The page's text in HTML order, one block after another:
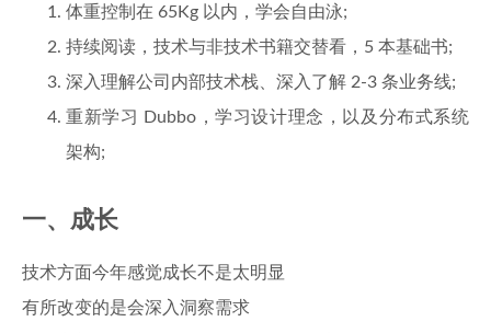
体重控制在 65Kg 以内，学会自由泳;
持续阅读，技术与非技术书籍交替看，5 本基础书;
深入理解公司内部技术栈、深入了解 2-3 条业务线;
重新学习 Dubbo，学习设计理念，以及分布式系统
架构;
一、成长
技术方面今年感觉成长不是太明显
有所改变的是会深入洞察需求